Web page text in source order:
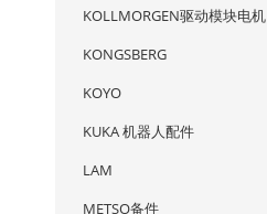
KOLLMORGEN驱动模块电机
KONGSBERG
KOYO
KUKA 机器人配件
LAM
METSO备件